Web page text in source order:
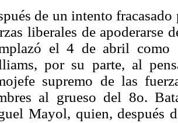
de un intento
liberales de apoderarse
el 4 de abril como
por su parte, al
supremo de las
al grueso del 8o.
Mayol, quien, después